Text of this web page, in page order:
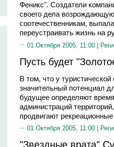
Феникс". Создатели
своего дела
соотечественникам,
переустраивать жизнь на
01 Октября 2005, 11:00 |
Пусть будет
В том, что у
значительный потенциал
будущее определяют
администраций
продвигают
01 Октября 2005, 11:00 |
"Звездные врата"